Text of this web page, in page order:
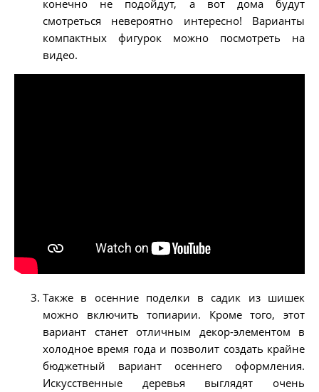
конечно не подойдут, а вот дома будут
смотреться невероятно интересно! Варианты
компактных фигурок можно посмотреть на
видео.
Также в осенние поделки в садик из шишек
можно включить топиарии. Кроме того, этот
вариант станет отличным декор-элементом в
холодное время года и позволит создать крайне
бюджетный вариант осеннего оформления.
Искусственные деревья выглядят очень